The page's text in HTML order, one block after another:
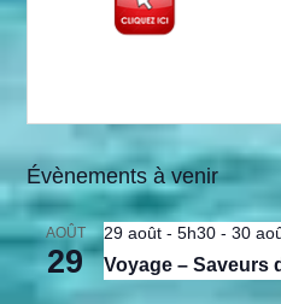
Évènements à venir
AOÛT
29
29 août - 5h30 -30
Voyage – Saveurs